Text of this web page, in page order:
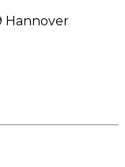
Hannover